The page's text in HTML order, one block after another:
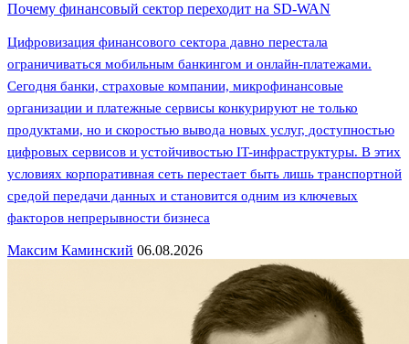
Почему финансовый сектор переходит на SD-WAN
Цифровизация финансового сектора давно перестала
ограничиваться мобильным банкингом и онлайн-платежами.
Сегодня банки, страховые компании, микрофинансовые
организации и платежные сервисы конкурируют не только
продуктами, но и скоростью вывода новых услуг, доступностью
цифровых сервисов и устойчивостью IT-инфраструктуры. В этих
условиях корпоративная сеть перестает быть лишь транспортной
средой передачи данных и становится одним из ключевых
факторов непрерывности бизнеса
Максим Каминский 06.08.2026